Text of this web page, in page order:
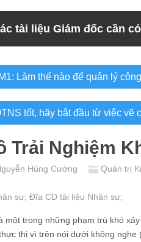
tài liệu Giám đốc cần có
Làm thế nào để quản lý
tốt, hãy bắt đầu từ việc
Trải Nghiệm
Hùng Cường Quản trị
sự; Đĩa CD tài liệu Nhân sự;
một trong những phạm trù khó
thi vì trên nói dưới không